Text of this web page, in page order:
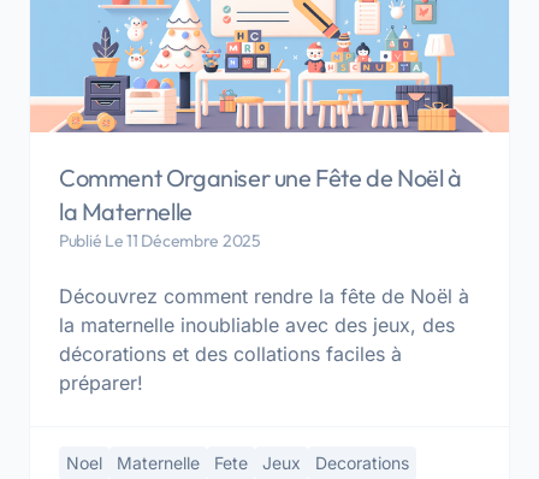
Comment Organiser une Fête de Noël à
la Maternelle
Publié Le 11 Décembre 2025
Découvrez comment rendre la fête de Noël à
la maternelle inoubliable avec des jeux, des
décorations et des collations faciles à
préparer!
Noel Maternelle Fete Jeux Decorations